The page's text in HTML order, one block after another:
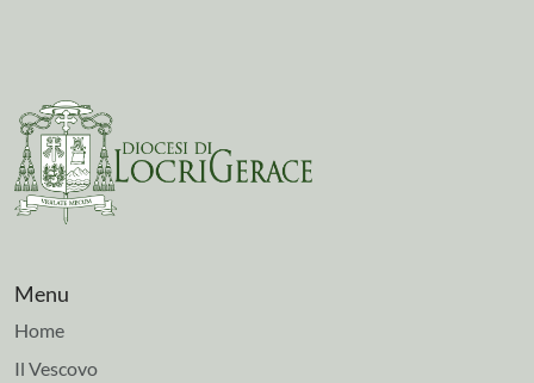
Menu
Home
Il Vescovo